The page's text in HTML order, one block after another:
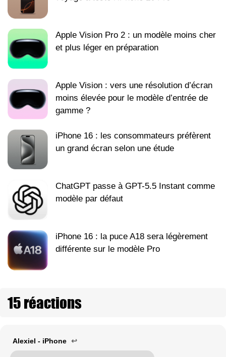
Apple Vision Pro 2 : un modèle moins cher
et plus léger en préparation
Apple Vision : vers une résolution d’écran
moins élevée pour le modèle d’entrée de
gamme ?
iPhone 16 : les consommateurs préfèrent
un grand écran selon une étude
ChatGPT passe à GPT-5.5 Instant comme
modèle par défaut
iPhone 16 : la puce A18 sera légèrement
différente sur le modèle Pro
15 réactions
Alexiel - iPhone ↩